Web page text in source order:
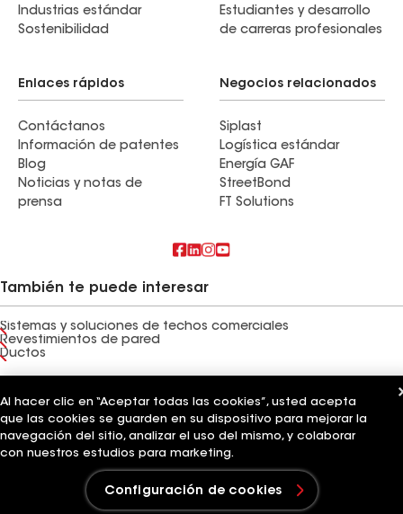
Industrias estándar
Sostenibilidad
Estudiantes y desarrollo
de carreras profesionales
Enlaces rápidos
Contáctanos
Información de patentes
Blog
Noticias y notas de
prensa
Negocios relacionados
Siplast
Logística estándar
Energía GAF
StreetBond
FT Solutions
También te puede interesar
Sistemas y soluciones de techos comerciales
Revestimientos de pared
Ductos
Aviso para los solicitantes Código de conducta para proveedores
Línea directa de ética
Tus opciones de privacidad
Configuración de cookies
©2026 GAF Materials LLC
Al hacer clic en “Aceptar todas las cookies”, usted acepta
que las cookies se guarden en su dispositivo para mejorar la
navegación del sitio, analizar el uso del mismo, y colaborar
con nuestros estudios para marketing.
Configuración de cookies